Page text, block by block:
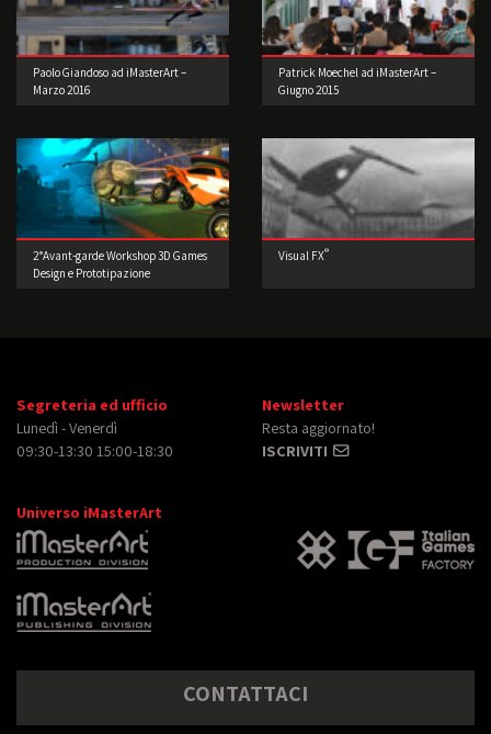
Paolo Giandoso ad iMasterArt –
Marzo 2016
Patrick Moechel ad iMasterArt –
Giugno 2015
2°Avant-garde Workshop 3D Games
Design e Prototipazione
Visual FX®
Segreteria ed ufficio
Lunedì - Venerdì
09:30-13:30 15:00-18:30
Newsletter
Resta aggiornato!
ISCRIVITI
Universo iMasterArt
CONTATTACI